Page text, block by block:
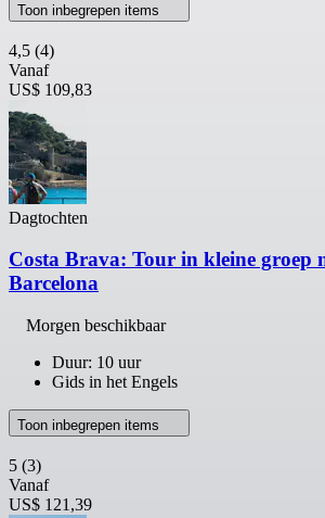
Toon inbegrepen items
4,5 (4)
Vanaf
US$ 109,83
Dagtochten
Costa Brava: Tour in kleine groep
Barcelona
Morgen beschikbaar
Duur: 10 uur
Gids in het Engels
Toon inbegrepen items
5 (3)
Vanaf
US$ 121,39